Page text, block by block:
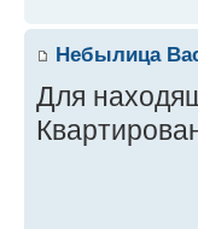
Небылица
Для